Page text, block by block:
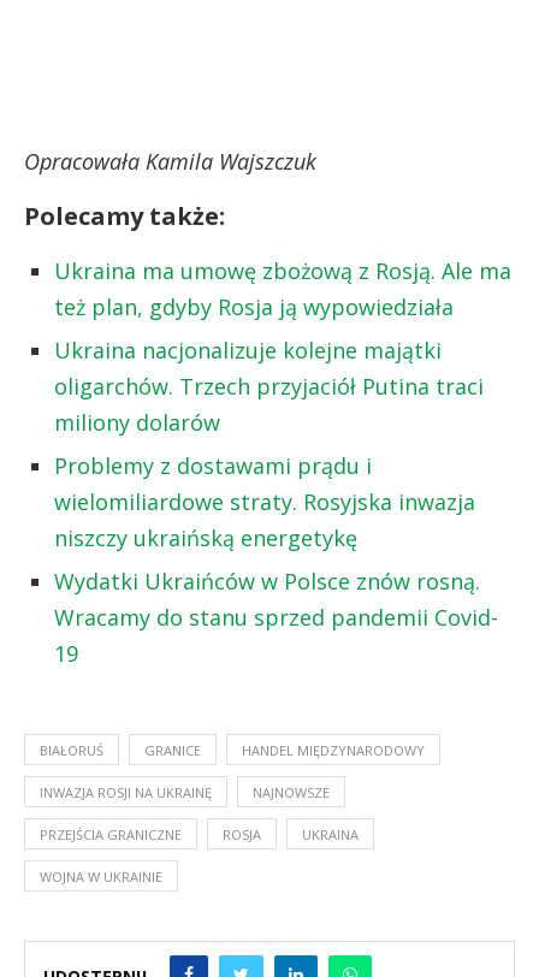
Opracowała Kamila Wajszczuk
Polecamy także:
Ukraina ma umowę zbożową z Rosją. Ale ma
też plan, gdyby Rosja ją wypowiedziała
Ukraina nacjonalizuje kolejne majątki
oligarchów. Trzech przyjaciół Putina traci
miliony dolarów
Problemy z dostawami prądu i
wielomiliardowe straty. Rosyjska inwazja
niszczy ukraińską energetykę
Wydatki Ukraińców w Polsce znów rosną.
Wracamy do stanu sprzed pandemii Covid-
19
BIAŁORUŚ GRANICE HANDEL MIĘDZYNARODOWY
INWAZJA ROSJI NA UKRAINĘ NAJNOWSZE
PRZEJŚCIA GRANICZNE ROSJA UKRAINA
WOJNA W UKRAINIE